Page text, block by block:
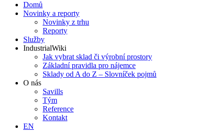
Domů
Novinky a reporty
Novinky z trhu
Reporty
Služby
IndustrialWiki
Jak vybrat sklad či výrobní prostory
Základní pravidla pro nájemce
Sklady od A do Z – Slovníček pojmů
O nás
Savills
Tým
Reference
Kontakt​
EN